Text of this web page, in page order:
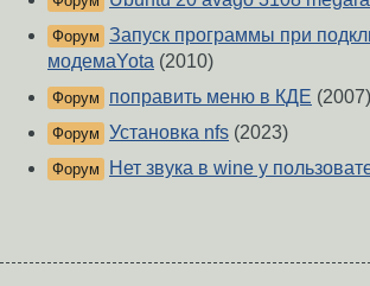
Форум Запуск программы при
модемаYota (2010)
Форум поправить меню в КДЕ (2007)
Форум Установка nfs (2023)
Форум Нет звука в wine у